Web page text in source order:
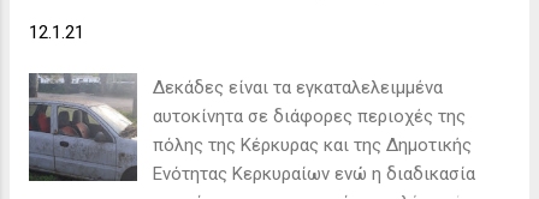
αυτοκινήτων και επιβατών. Οπότε η
κατάσταση θα ξεκαθαρίσει. Ο κ. Γκίκας
ζήτησε να εξεταστεί επίσης η δυνατότητα
ένταξης, με μορφή επιδοτούμενης γραμμής
12.1.21
Δεκάδες είναι τα εγκαταλελειμμένα
αυτοκίνητα σε διάφορες περιοχές της
πόλης της Κέρκυρας και της Δημοτικής
Ενότητας Κερκυραίων ενώ η διαδικασία